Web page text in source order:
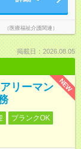
医療福祉介護関連）
掲載日：2026.08.05
NEW
リーマン
ブランクOK